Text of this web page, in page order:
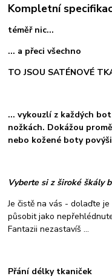
Kompletní
téměř nic...
... a přeci všechno
TO JSOU SATÉNOVÉ
... vykouzlí z každých
nožkách. Dokážou
nebo kožené boty
Vyberte si z široké škály
Je čistě na vás - dolaďte
působit jako
Fantazii nezastavíš ...
Přání délky tkaniček